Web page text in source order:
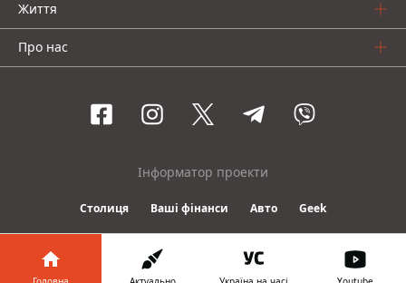
Життя
Про нас
Інформатор проекти
Столиця Ваші фінанси Авто Geek
© 2016-2026 Informator